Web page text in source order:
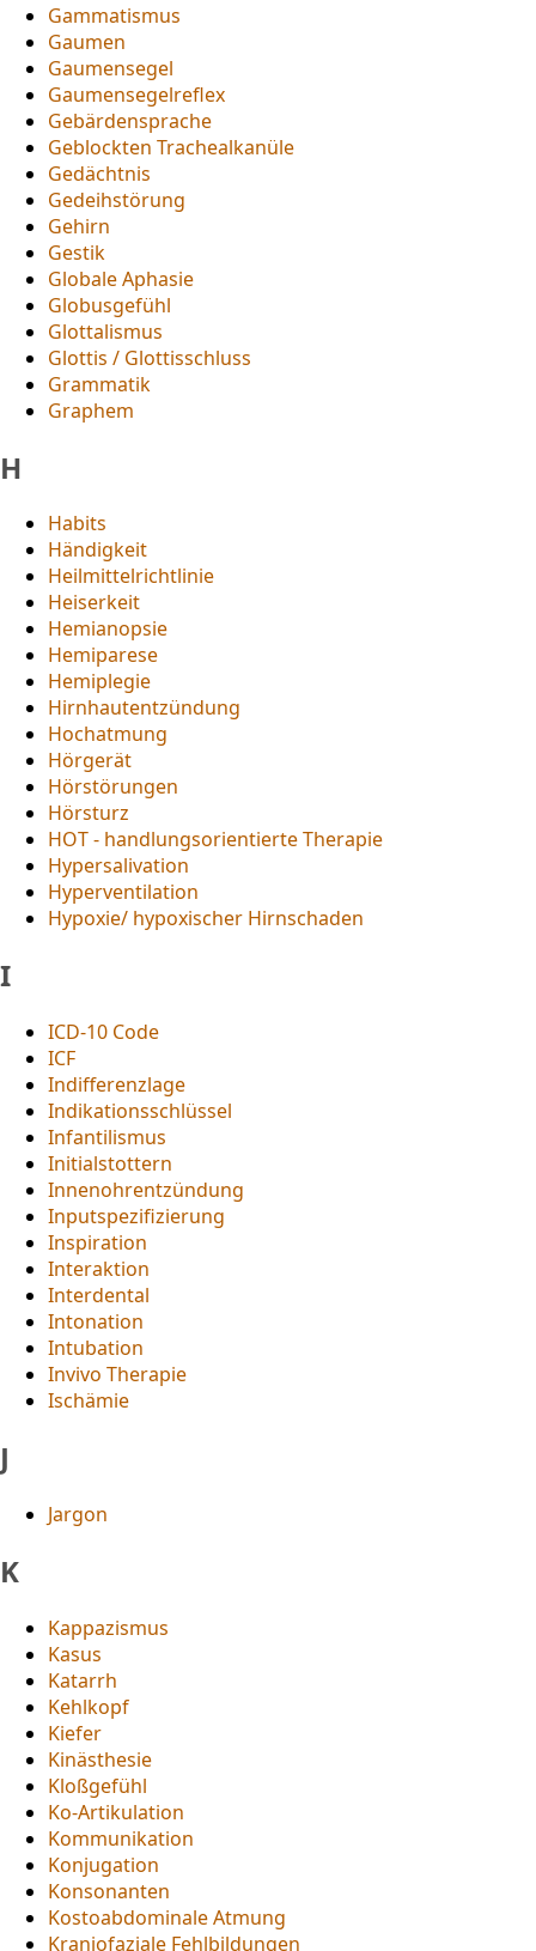
Gammatismus
Gaumen
Gaumensegel
Gaumensegelreflex
Gebärdensprache
Geblockten Trachealkanüle
Gedächtnis
Gedeihstörung
Gehirn
Gestik
Globale Aphasie
Globusgefühl
Glottalismus
Glottis / Glottisschluss
Grammatik
Graphem
H
Habits
Händigkeit
Heilmittelrichtlinie
Heiserkeit
Hemianopsie
Hemiparese
Hemiplegie
Hirnhautentzündung
Hochatmung
Hörgerät
Hörstörungen
Hörsturz
HOT - handlungsorientierte Therapie
Hypersalivation
Hyperventilation
Hypoxie/ hypoxischer Hirnschaden
I
ICD-10 Code
ICF
Indifferenzlage
Indikationsschlüssel
Infantilismus
Initialstottern
Innenohrentzündung
Inputspezifizierung
Inspiration
Interaktion
Interdental
Intonation
Intubation
Invivo Therapie
Ischämie
J
Jargon
K
Kappazismus
Kasus
Katarrh
Kehlkopf
Kiefer
Kinästhesie
Kloßgefühl
Ko-Artikulation
Kommunikation
Konjugation
Konsonanten
Kostoabdominale Atmung
Kraniofaziale Fehlbildungen